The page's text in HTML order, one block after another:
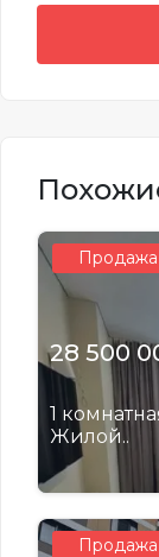
Продажа
28 500
1
Жилой..
Продажа